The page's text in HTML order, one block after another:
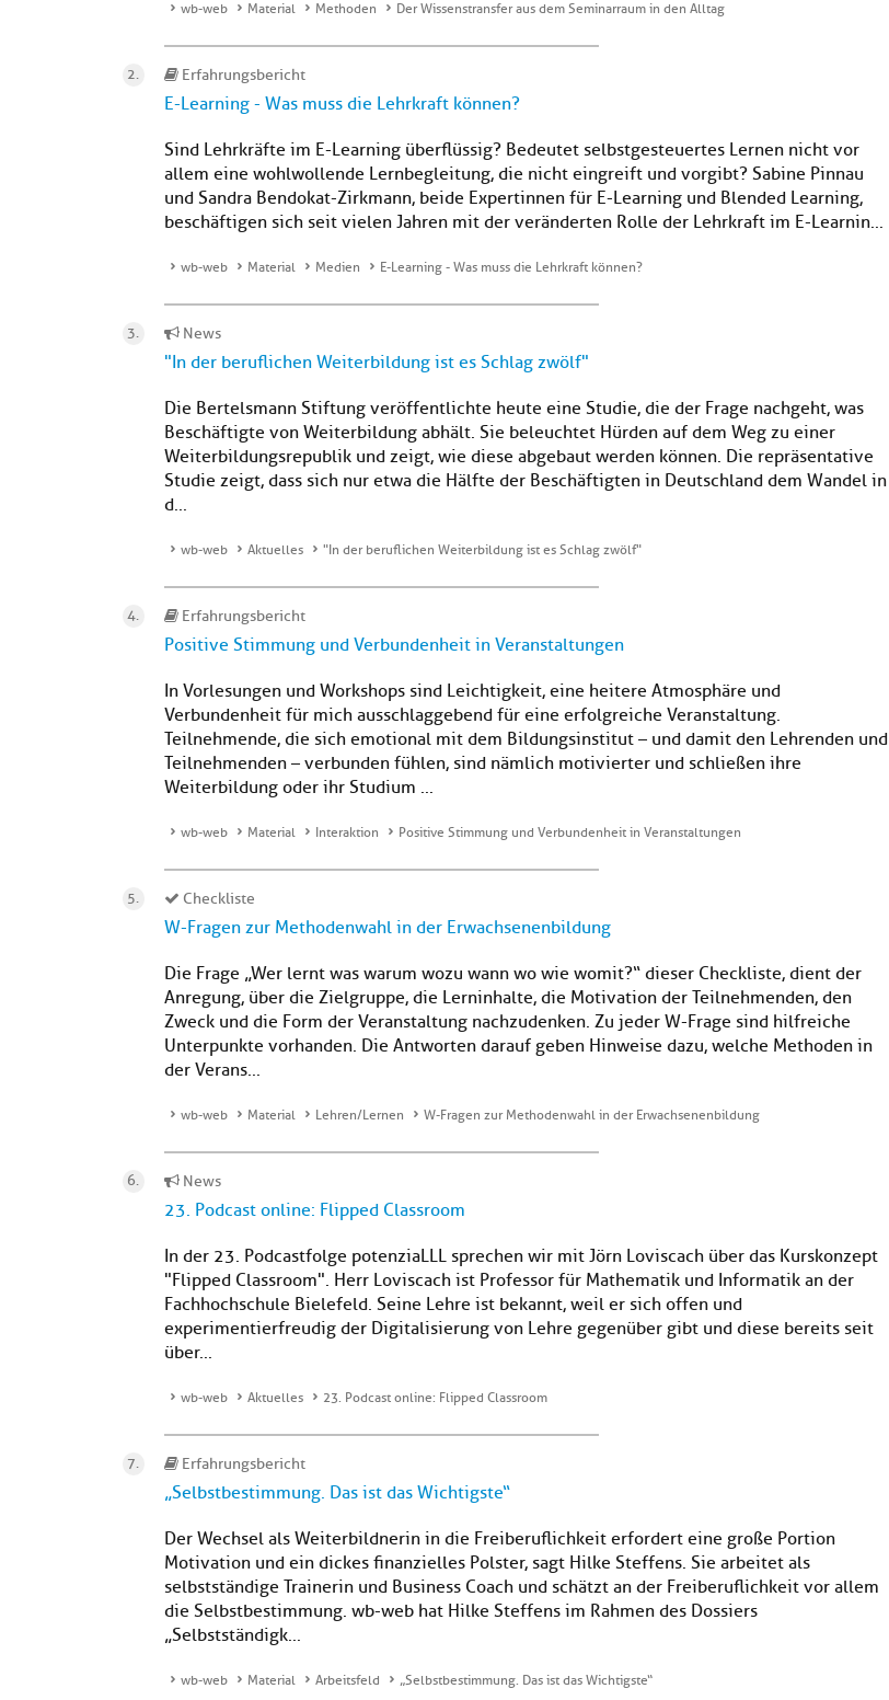
wb-web Material Methoden Der Wissenstransfer aus dem Seminarraum in den Alltag
Erfahrungsbericht
E-Learning - Was muss die Lehrkraft können?
Sind Lehrkräfte im E-Learning überflüssig? Bedeutet selbstgesteuertes Lernen nicht vor
allem eine wohlwollende Lernbegleitung, die nicht eingreift und vorgibt? Sabine Pinnau
und Sandra Bendokat-Zirkmann, beide Expertinnen für E-Learning und Blended Learning,
beschäftigen sich seit vielen Jahren mit der veränderten Rolle der Lehrkraft im E-Learnin...
wb-web Material Medien E-Learning - Was muss die Lehrkraft können?
News
"In der beruflichen Weiterbildung ist es Schlag zwölf"
Die Bertelsmann Stiftung veröffentlichte heute eine Studie, die der Frage nachgeht, was
Beschäftigte von Weiterbildung abhält. Sie beleuchtet Hürden auf dem Weg zu einer
Weiterbildungsrepublik und zeigt, wie diese abgebaut werden können. Die repräsentative
Studie zeigt, dass sich nur etwa die Hälfte der Beschäftigten in Deutschland dem Wandel in
d...
wb-web Aktuelles "In der beruflichen Weiterbildung ist es Schlag zwölf"
Erfahrungsbericht
Positive Stimmung und Verbundenheit in Veranstaltungen
In Vorlesungen und Workshops sind Leichtigkeit, eine heitere Atmosphäre und
Verbundenheit für mich ausschlaggebend für eine erfolgreiche Veranstaltung.
Teilnehmende, die sich emotional mit dem Bildungsinstitut – und damit den Lehrenden und
Teilnehmenden – verbunden fühlen, sind nämlich motivierter und schließen ihre
Weiterbildung oder ihr Studium ...
wb-web Material Interaktion Positive Stimmung und Verbundenheit in Veranstaltungen
Checkliste
W-Fragen zur Methodenwahl in der Erwachsenenbildung
Die Frage „Wer lernt was warum wozu wann wo wie womit?“ dieser Checkliste, dient der
Anregung, über die Zielgruppe, die Lerninhalte, die Motivation der Teilnehmenden, den
Zweck und die Form der Veranstaltung nachzudenken. Zu jeder W-Frage sind hilfreiche
Unterpunkte vorhanden. Die Antworten darauf geben Hinweise dazu, welche Methoden in
der Verans...
wb-web Material Lehren/Lernen W-Fragen zur Methodenwahl in der Erwachsenenbildung
News
23. Podcast online: Flipped Classroom
In der 23. Podcastfolge potenziaLLL sprechen wir mit Jörn Loviscach über das Kurskonzept
"Flipped Classroom". Herr Loviscach ist Professor für Mathematik und Informatik an der
Fachhochschule Bielefeld. Seine Lehre ist bekannt, weil er sich offen und
experimentierfreudig der Digitalisierung von Lehre gegenüber gibt und diese bereits seit
über...
wb-web Aktuelles 23. Podcast online: Flipped Classroom
Erfahrungsbericht
„Selbstbestimmung. Das ist das Wichtigste“
Der Wechsel als Weiterbildnerin in die Freiberuflichkeit erfordert eine große Portion
Motivation und ein dickes finanzielles Polster, sagt Hilke Steffens. Sie arbeitet als
selbstständige Trainerin und Business Coach und schätzt an der Freiberuflichkeit vor allem
die Selbstbestimmung. wb-web hat Hilke Steffens im Rahmen des Dossiers
„Selbstständigk...
wb-web Material Arbeitsfeld „Selbstbestimmung. Das ist das Wichtigste“